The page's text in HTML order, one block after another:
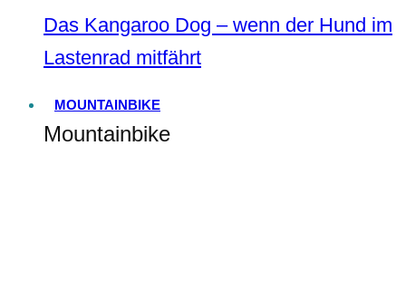
Das Kangaroo Dog – wenn der Hund im
Lastenrad mitfährt
MOUNTAINBIKE
Mountainbike